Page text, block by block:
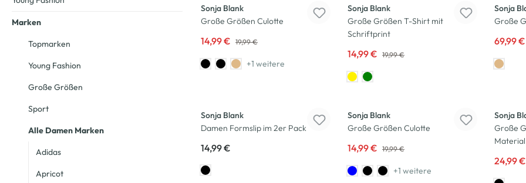
Sonja Blank
Große Größen Culotte
14,99 € 19,99 €
+1 weitere
Sonja Blank
Große Größen T-Shirt mit
Schriftprint
14,99 € 19,99 €
Sonja
Große
69,99
Sonja Blank
Damen Formslip im 2er Pack
14,99 €
Sonja Blank
Große Größen Culotte
14,99 € 19,99 €
+1 weitere
Sonja
Große
24,99
Marken
Topmarken
Young Fashion
Große Größen
Sport
Alle Damen Marken
Adidas
Apricot